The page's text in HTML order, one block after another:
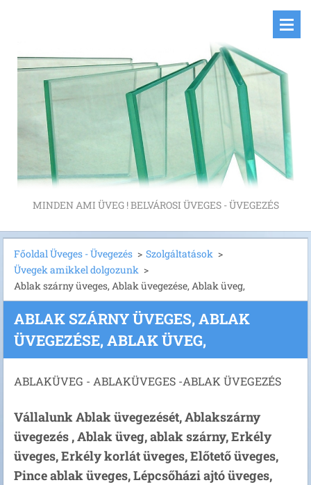
MINDEN AMI ÜVEG ! BELVÁROSI ÜVEGES - ÜVEGEZÉS
Főoldal Üveges - Üvegezés > Szolgáltatások >
Üvegek amikkel dolgozunk >
Ablak szárny üveges, Ablak üvegezése, Ablak üveg,
ABLAK SZÁRNY ÜVEGES, ABLAK
ÜVEGEZÉSE, ABLAK ÜVEG,
ABLAKÜVEG - ABLAKÜVEGES -ABLAK ÜVEGEZÉS
Vállalunk Ablak üvegezését, Ablakszárny
üvegezés , Ablak üveg, ablak szárny, Erkély
üveges, Erkély korlát üveges, Előtető üveges,
Pince ablak üveges, Lépcsőházi ajtó üveges,